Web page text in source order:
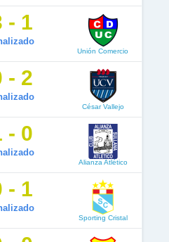
- 1
Unión Comercio
- 2
César Vallejo
- 0
Alianza Atlético
- 1
Sporting Cristal